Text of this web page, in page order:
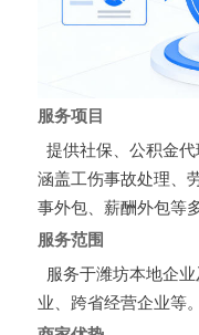
服务项目
提供社保、公积金
涵盖工伤事故处理、
事外包、薪酬外包等
服务范围
服务于潍坊本地企
业、跨省经营企业等。